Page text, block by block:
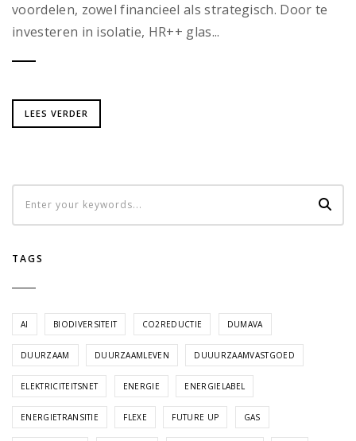
voordelen, zowel financieel als strategisch. Door te
investeren in isolatie, HR++ glas...
LEES VERDER
TAGS
AI BIODIVERSITEIT CO2REDUCTIE DUMAVA
DUURZAAM DUURZAAMLEVEN DUUURZAAMVASTGOED
ELEKTRICITEITSNET ENERGIE ENERGIELABEL
ENERGIETRANSITIE FLEXE FUTURE UP GAS